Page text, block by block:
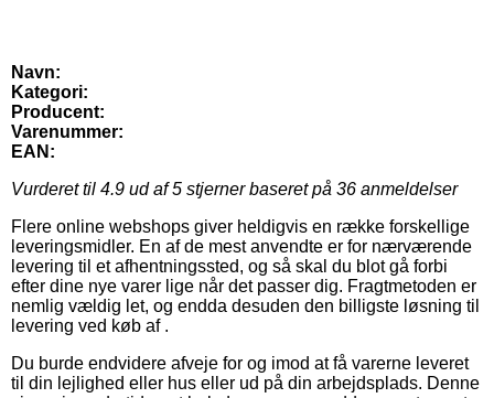
Navn:
Kategori:
Producent:
Varenummer:
EAN:
Vurderet til 4.9 ud af 5 stjerner baseret på 36 anmeldelser
Flere online webshops giver heldigvis en række forskellige
leveringsmidler. En af de mest anvendte er for nærværende
levering til et afhentningssted, og så skal du blot gå forbi
efter dine nye varer lige når det passer dig. Fragtmetoden er
nemlig vældig let, og endda desuden den billigste løsning til
levering ved køb af .
Du burde endvidere afveje for og imod at få varerne leveret
til din lejlighed eller hus eller ud på din arbejdsplads. Denne